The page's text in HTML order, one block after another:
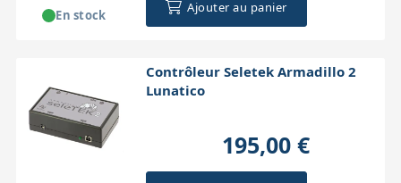
Ajouter au panier
En stock
Contrôleur Seletek Armadillo 2
Lunatico
195,00 €